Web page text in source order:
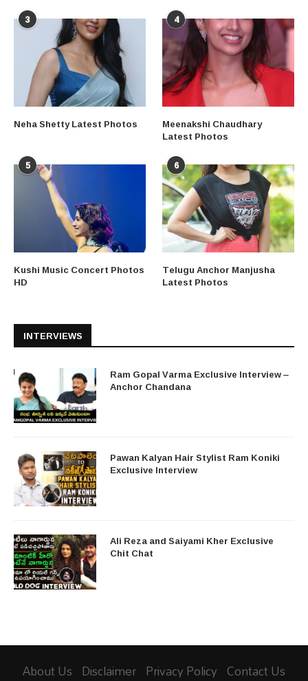
3
Neha Shetty Latest Photos
4
Meenakshi Chaudhary
Latest Photos
5
Kushi Music Concert Photos
HD
6
Telugu Anchor Manjusha
Latest Photos
INTERVIEWS
Ram Gopal Varma Exclusive Interview –
Anchor Chandana
Pawan Kalyan Hair Stylist Ram Koniki
Exclusive Interview
Ali Reza and Saiyami Kher Exclusive
Chit Chat
About Us Disclaimer Privacy Policy Contact Us